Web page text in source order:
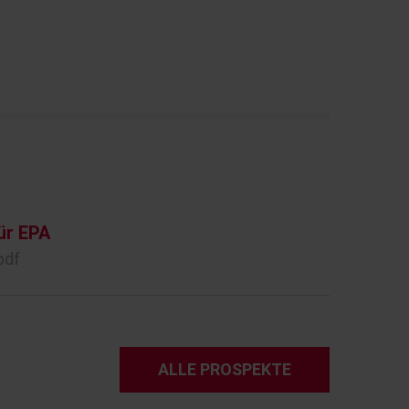
EPA
ALLE PROSPEKTE